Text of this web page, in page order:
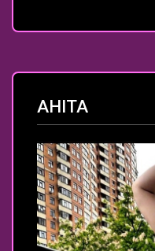
АНІТА